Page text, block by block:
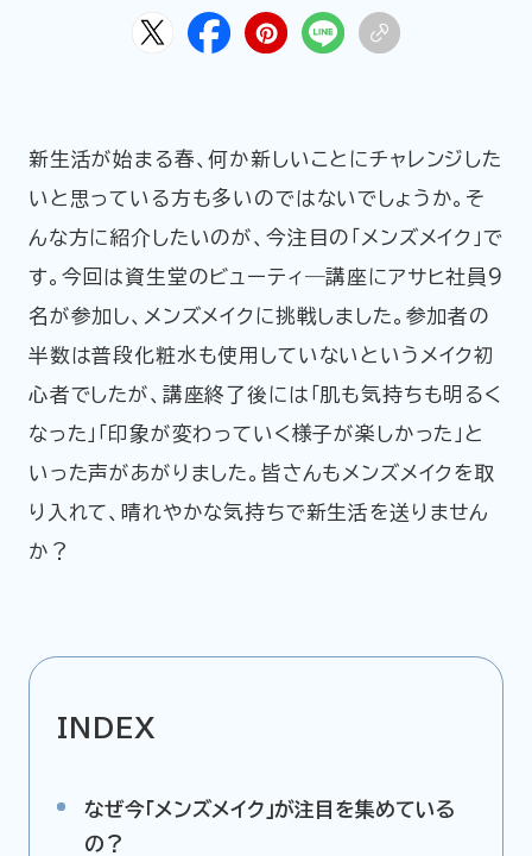
公式Xアカウント
アサヒグループ公式チャンネル
企業情報 ニュースリリース
新生活が始まる春、何か新しいことにチャレンジした
いと思っている方も多いのではないでしょうか。そ
んな方に紹介したいのが、今注目の「メンズメイク」で
す。今回は資生堂のビューティ―講座にアサヒ社員9
名が参加し、メンズメイクに挑戦しました。参加者の
半数は普段化粧水も使用していないというメイク初
心者でしたが、講座終了後には「肌も気持ちも明るく
なった」「印象が変わっていく様子が楽しかった」と
いった声があがりました。皆さんもメンズメイクを取
り入れて、晴れやかな気持ちで新生活を送りません
か？
INDEX
なぜ今「メンズメイク」が注目を集めている
の？